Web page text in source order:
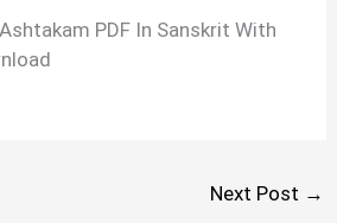
PDF In Sanskrit With
Next Post →